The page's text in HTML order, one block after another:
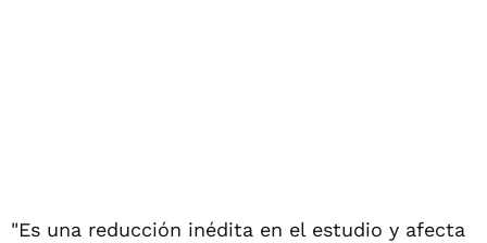
"Es una reducción inédita en el estudio y afecta